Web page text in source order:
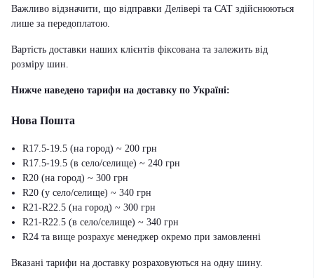
Важливо відзначити, що відправки Делівері та САТ здійснюються
лише за передоплатою.
Вартість доставки наших клієнтів фіксована та залежить від
розміру шин.
Нижче наведено тарифи на доставку по Україні:
Нова Пошта
R17.5-19.5 (на город) ~ 200 грн
R17.5-19.5 (в село/селище) ~ 240 грн
R20 (на город) ~ 300 грн
R20 (у село/селище) ~ 340 грн
R21-R22.5 (на город) ~ 300 грн
R21-R22.5 (в село/селище) ~ 340 грн
R24 та вище розрахує менеджер окремо при замовленні
Вказані тарифи на доставку розраховуються на одну шину.